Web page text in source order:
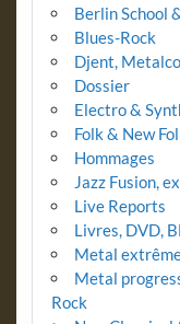
Berlin School
Blues-Rock
Djent,
Dossier
Electro &
Folk & New
Hommages
Jazz Fusion,
Live Reports
Livres, DVD,
Metal
Metal
Rock